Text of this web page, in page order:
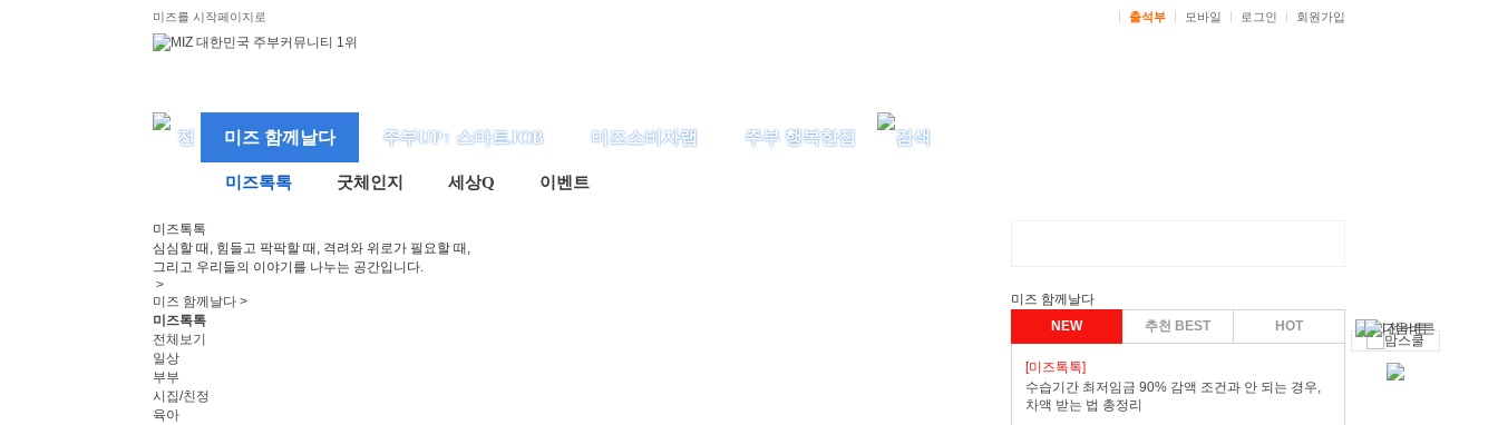
미즈를 시작페이지로 출석부 모바일 로그인 회원가입
미즈 함께날다 주부UP↑ 스마트JOB 미즈소비자랩 주부 행복한집
미즈톡톡 굿체인지 세상Q 이벤트
미즈톡톡
심심할 때, 힘들고 팍팍할 때, 격려와 위로가 필요할 때,
그리고 우리들의 이야기를 나누는 공간입니다.
>
미즈 함께날다 >
미즈톡톡
전체보기
일상
부부
시집/친정
육아
미즈 함께날다
NEW
추천 BEST HOT
[미즈톡톡]
수습기간 최저임금 90% 감액 조건과 안 되는 경우,
차액 받는 법 총정리